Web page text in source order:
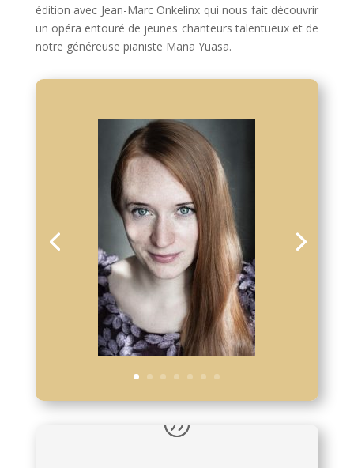
édition avec Jean-Marc Onkelinx qui nous fait découvrir
un opéra entouré de jeunes chanteurs talentueux et de
notre généreuse pianiste Mana Yuasa.